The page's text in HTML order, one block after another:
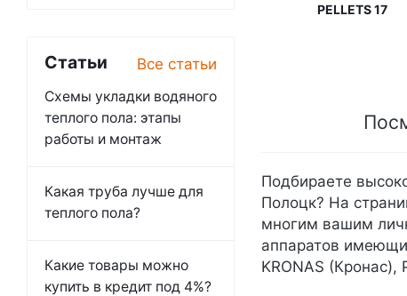
PELLETS 17
Подбираете
Полоцк? На
многим вашим
аппаратов
KRONAS (Кронас),
Статьи Все статьи
Схемы укладки водяного
теплого пола: этапы
работы и монтаж
Какая труба лучше для
теплого пола?
Какие товары можно
купить в кредит под 4%?